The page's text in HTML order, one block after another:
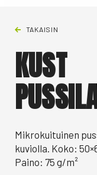
TAKAISIN
KUST
Mikrokuituinen
kuviolla. Koko:
Paino: 75 g/m²